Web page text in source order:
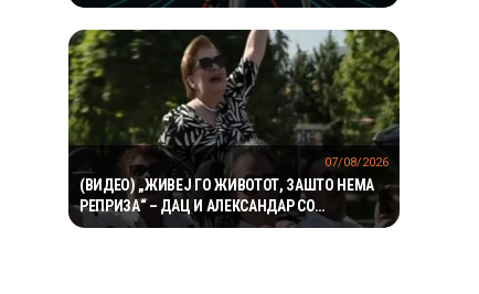
МИЛИЈАРДИ, А КОЈ СÈ УШТЕ ТРОШИ ОГРОМНИ
СУМИ?
(ВИДЕО) „ЖИВЕЈ ГО ЖИВОТОТ, ЗАШТО НЕМА
РЕПРИЗА“ – ДАЦ И АЛЕКСАНДАР СО
МАРИЈАНА И РОСАНА ЈА ПРЕТСТАВИЈА
07/08/2026